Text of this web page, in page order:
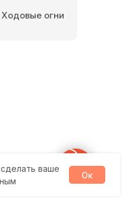
ваше
Ок
Ходовые огни